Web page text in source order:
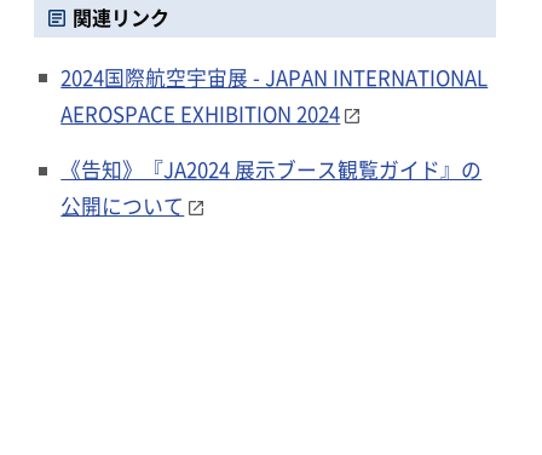
関連リンク
2024国際航空宇宙展 - JAPAN INTERNATIONAL
AEROSPACE EXHIBITION 2024
《告知》『JA2024 展示ブース観覧ガイド』の
公開について